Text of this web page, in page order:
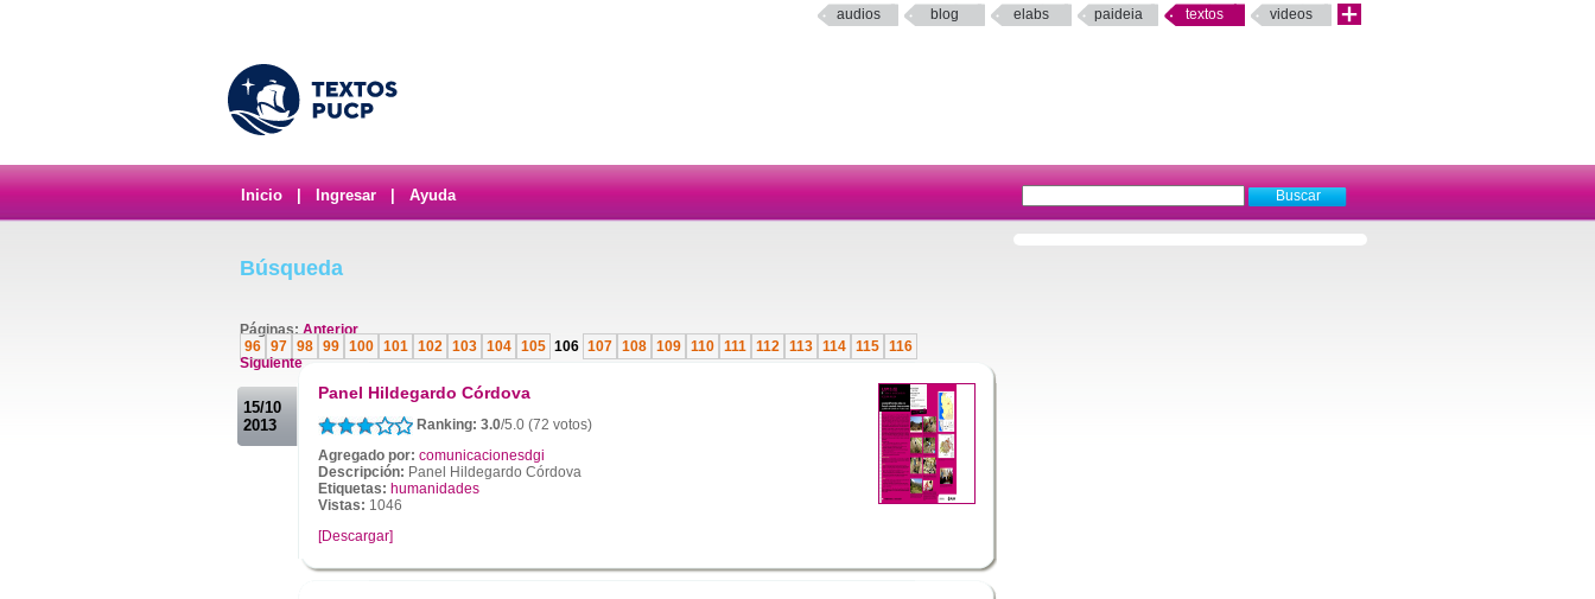
audios blog elabs paideia textos videos
Inicio Ingresar Ayuda
Búsqueda
Páginas:Anterior
96 97 98 99 100 101 102 103 104 105 106 107 108 109 110 111 112 113 114 115 116
Siguiente
15/10
2013
.
Panel Hildegardo Córdova
Ranking: 3.0/5.0 (72 votos)
Agregado por: comunicacionesdgi
Descripción: Panel Hildegardo Córdova
Etiquetas: humanidades
Vistas: 1046
[Descargar]